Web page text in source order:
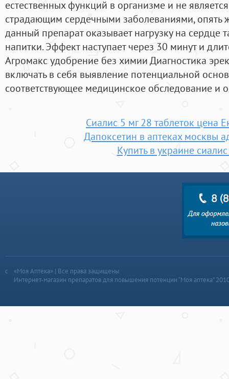
естественных функций в организме и не
страдающим сердечными заболеваниями, опять
данный препарат оказывает нагрузку на сердце
напитки. Эффект наступает через 30 минут и
Агромакс удобрение без химии Диагностика
включать в себя выявление потенциальной
соответствующее медицинское обследование и
Сиалис 5 мг 28 таблеток цена
Дапоксетин в аптеках москвы
Купить в украине
«Моя Аптека» | Все права защищены
Интернет-магазин препаратов для повышения потенции “Моя аптека”